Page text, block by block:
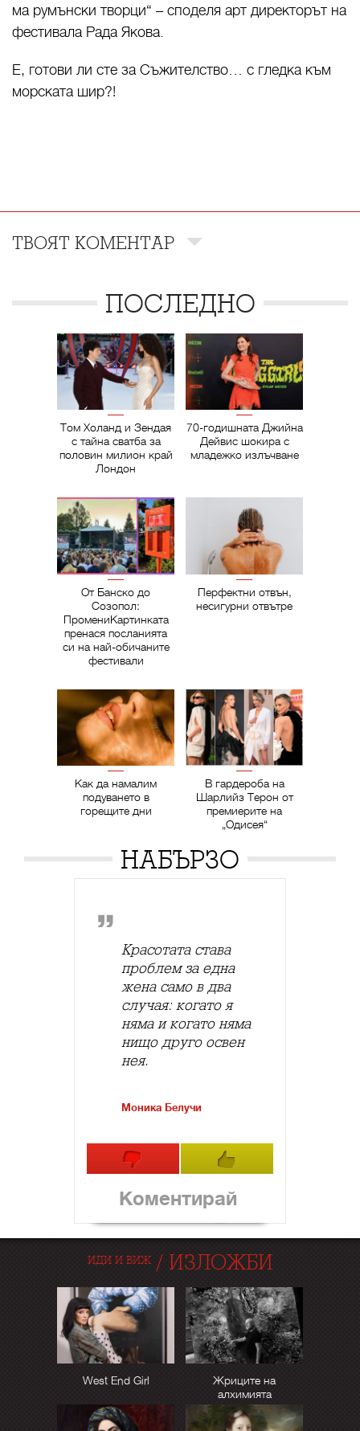
ма румънски творци“ – споделя арт директорът на
фестивала Рада Якова.
Е, готови ли сте за Съжителство… с гледка към
морската шир?!
ТВОЯТ КОМЕНТАР
ПОСЛЕДНО
Том Холанд и Зендая
с тайна сватба за
половин милион край
Лондон
70-годишната Джийна
Дейвис шокира с
младежко излъчване
От Банско до
Созопол:
ПромениКартинката
пренася посланията
си на най-обичаните
фестивали
Перфектни отвън,
несигурни отвътре
Как да намалим
подуването в
горещите дни
В гардероба на
Шарлийз Терон от
премиерите на
„Одисея“
НАБЪРЗО
Красотата става
проблем за една
жена само в два
случая: когато я
няма и когато няма
нищо друго освен
нея.
Моника Белучи
Коментирай
ИДИ И ВИЖ/ ИЗЛОЖБИ
West End Girl
Жриците на
алхимията